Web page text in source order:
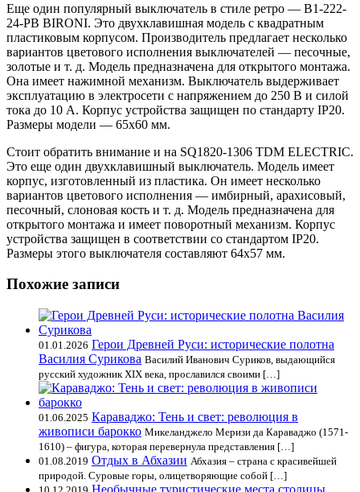
Еще один популярный выключатель в стиле ретро — B1-222-
24-PB BIRONI. Это двухклавишная модель с квадратным
пластиковым корпусом. Производитель предлагает несколько
вариантов цветового исполнения выключателей — песочные,
золотые и т. д. Модель предназначена для открытого монтажа.
Она имеет нажимной механизм. Выключатель выдерживает
эксплуатацию в электросети с напряжением до 250 В и силой
тока до 10 А. Корпус устройства защищен по стандарту IP20.
Размеры модели — 65х60 мм.
Стоит обратить внимание и на SQ1820-1306 TDM ELECTRIC.
Это еще один двухклавишный выключатель. Модель имеет
корпус, изготовленный из пластика. Он имеет несколько
вариантов цветового исполнения — имбирный, арахисовый,
песочный, слоновая кость и т. д. Модель предназначена для
открытого монтажа и имеет поворотный механизм. Корпус
устройства защищен в соответствии со стандартом IP20.
Размеры этого выключателя составляют 64х57 мм.
Похожие записи
01.01.2026 Герои Древней Руси: исторические полотна
Василия Сурикова Василий Иванович Суриков, выдающийся
русский художник XIX века, прославился своими […]
01.06.2025 Караваджо: Тень и свет: революция в
живописи барокко Микеланджело Меризи да Караваджо (1571-
1610) – фигура, которая перевернула представления […]
01.08.2019 Отдых в Абхазии Абхазия – страна с красивейшей
природой. Суровые горы, олицетворяющие собой […]
Необычные туристические места столицы